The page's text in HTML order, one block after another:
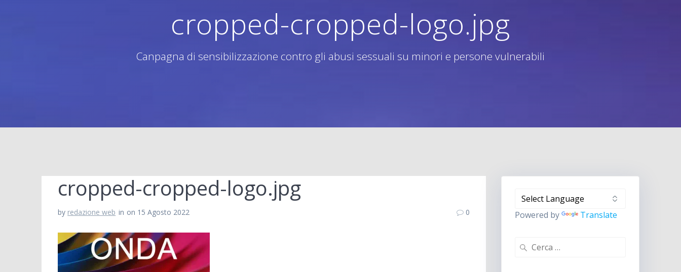
cropped-cropped-logo.jpg
Canpagna di sensibilizzazione contro gli abusi sessuali su minori e persone vulnerabili
cropped-cropped-logo.jpg
by redazione web in on 15 Agosto 2022 0 Powered by Translate
Ricerca